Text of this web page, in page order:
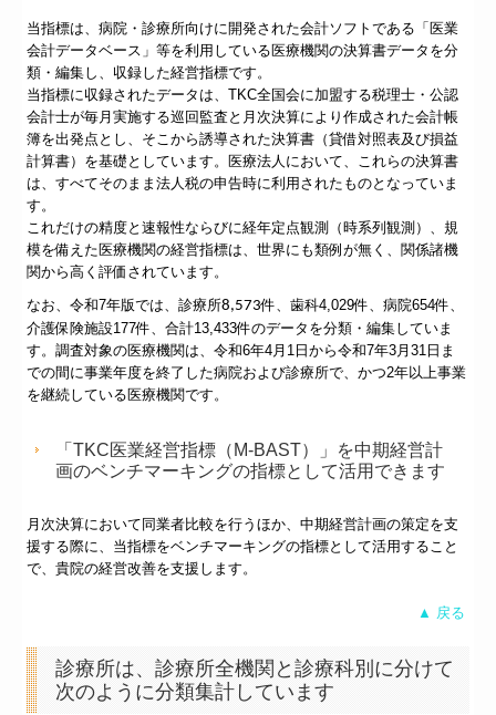
創業の夢をお手伝いします
TKCシステムのご紹介
求人情報
セミナー ご案内
当指標は、病院・診療所向けに開発された会計ソフトである「医業
会計データベース」等を利用している医療機関の決算書データを分
類・編集し、収録した経営指標です。
当指標に収録されたデータは、TKC全国会に加盟する税理士・公認
会計士が毎月実施する巡回監査と月次決算により作成された会計帳
簿を出発点とし、そこから誘導された決算書（貸借対照表及び損益
計算書）を基礎としています。医療法人において、これらの決算書
は、すべてそのまま法人税の申告時に利用されたものとなっていま
す。
これだけの精度と速報性ならびに経年定点観測（時系列観測）、規
模を備えた医療機関の経営指標は、世界にも類例が無く、関係諸機
関から高く評価されています。
なお、令和7年版では、診療所8,573件、歯科4,029件、病院654件、
介護保険施設177件、合計13,433件のデータを分類・編集していま
す。調査対象の医療機関は、令和6年4月1日から令和7年3月31日ま
での間に事業年度を終了した病院および診療所で、かつ2年以上事業
を継続している医療機関です。
「TKC医業経営指標（M-BAST）」を中期経営計
画のベンチマーキングの指標として活用できます
月次決算において同業者比較を行うほか、中期経営計画の策定を支
援する際に、当指標をベンチマーキングの指標として活用すること
で、貴院の経営改善を支援します。
▲ 戻る
診療所は、診療所全機関と診療科別に分けて
次のように分類集計しています